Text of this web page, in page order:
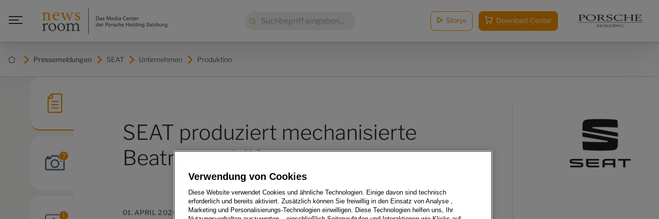
Pressemeldungen SEAT Unternehmen Produktion
Suche: Storys Download-Center
7
1
SEAT produziert mechanisierte
Beatmungshilfen
01. APRIL 2020
Verwendung von Cookies
Diese Website verwendet Cookies und ähnliche Technologien. Einige davon sind technisch
erforderlich und bereits aktiviert. Zusätzlich können Sie freiwillig in den Einsatz von Analyse ,
Marketing und Personalisierungs-Technologien einwilligen. Diese Technologien helfen uns, Ihr